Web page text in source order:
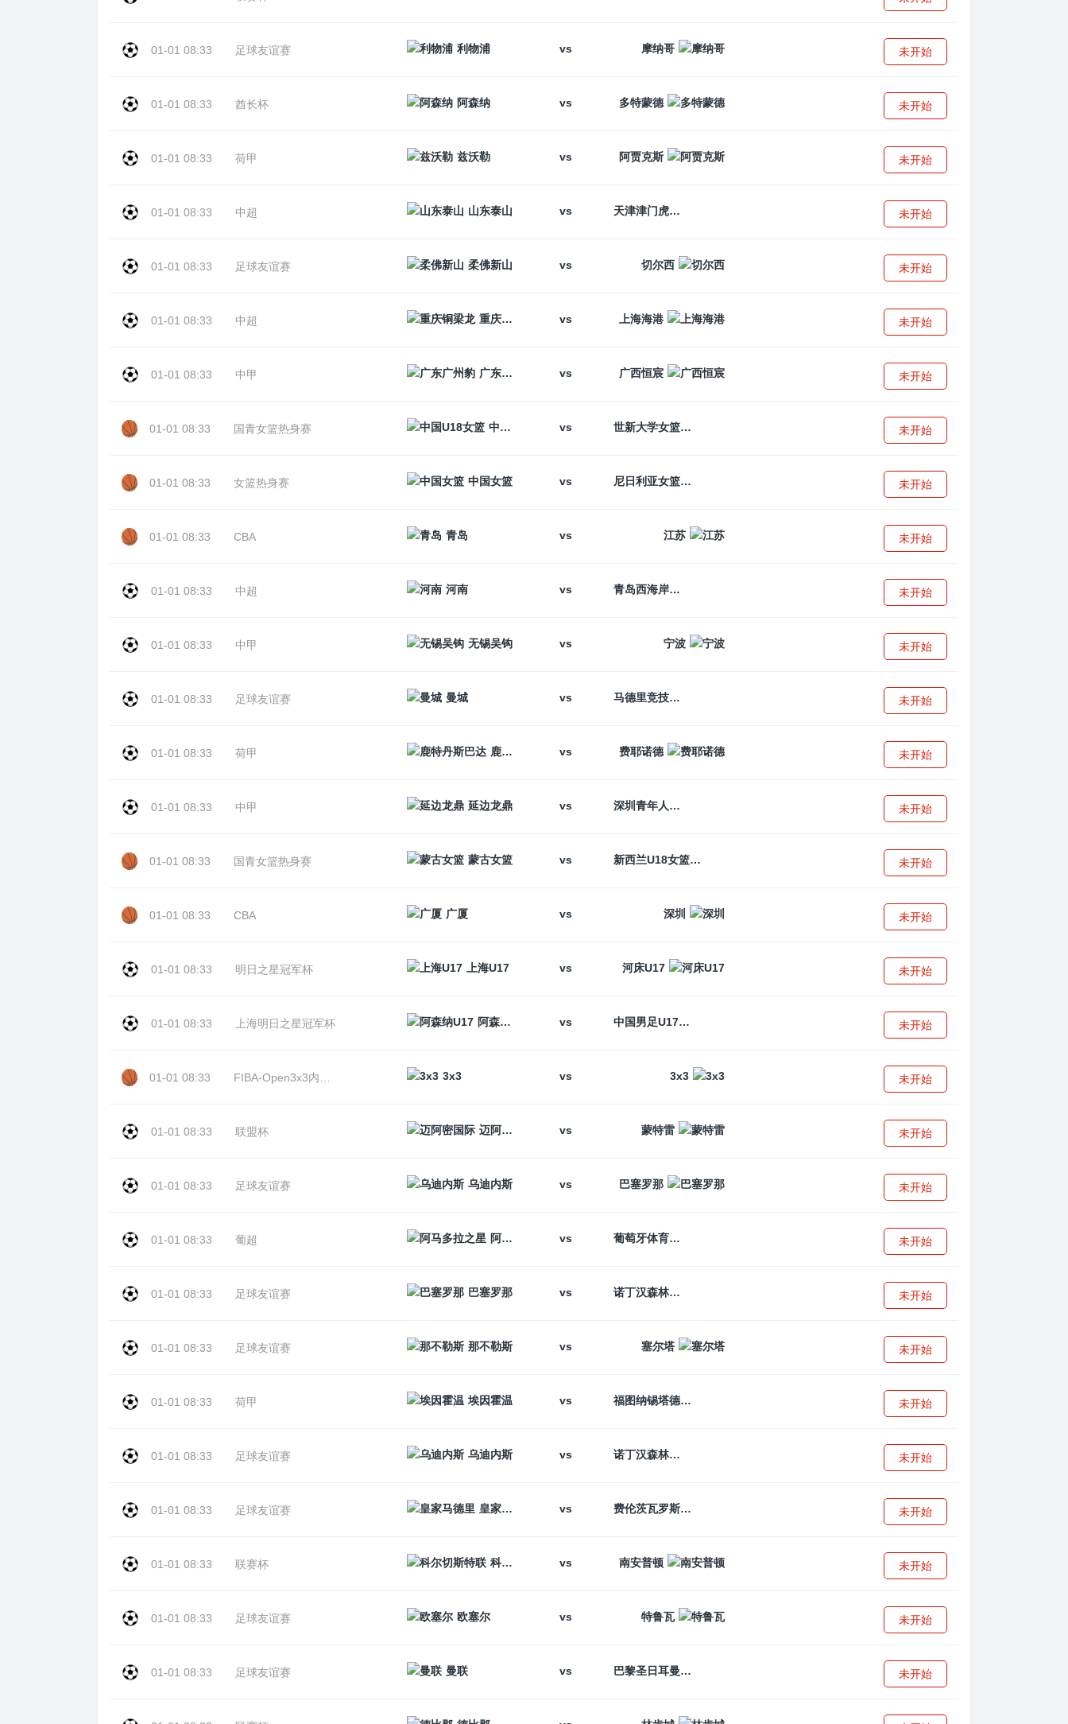
01-01 08:33 足球友谊赛 利物浦 vs 摩纳哥 未开始
01-01 08:33 酋长杯 阿森纳 vs 多特蒙德 未开始
01-01 08:33 荷甲 兹沃勒 vs 阿贾克斯 未开始
01-01 08:33 中超 山东泰山 vs 天津津门虎 未开始
01-01 08:33 足球友谊赛 柔佛新山 vs 切尔西 未开始
01-01 08:33 中超 重庆铜梁龙 vs 上海海港 未开始
01-01 08:33 中甲 广东广州豹 vs 广西恒宸 未开始
01-01 08:33 国青女篮热身赛 中国U18女篮 vs 世新大学女篮 未开始
01-01 08:33 女篮热身赛 中国女篮 vs 尼日利亚女篮 未开始
01-01 08:33 CBA 青岛 vs 江苏 未开始
01-01 08:33 中超 河南 vs 青岛西海岸 未开始
01-01 08:33 中甲 无锡吴钩 vs 宁波 未开始
01-01 08:33 足球友谊赛 曼城 vs 马德里竞技 未开始
01-01 08:33 荷甲 鹿特丹斯巴达 vs 费耶诺德 未开始
01-01 08:33 中甲 延边龙鼎 vs 深圳青年人 未开始
01-01 08:33 国青女篮热身赛 蒙古女篮 vs 新西兰U18女篮 未开始
01-01 08:33 CBA 广厦 vs 深圳 未开始
01-01 08:33 明日之星冠军杯 上海U17 vs 河床U17 未开始
01-01 08:33 上海明日之星冠军杯 阿森纳U17 vs 中国男足U17 未开始
01-01 08:33 3x3 vs 3x3 未开始
01-01 08:33 联盟杯 迈阿密国际 vs 蒙特雷 未开始
01-01 08:33 足球友谊赛 乌迪内斯 vs 巴塞罗那 未开始
01-01 08:33 葡超 阿马多拉之星 vs 葡萄牙体育 未开始
01-01 08:33 足球友谊赛 巴塞罗那 vs 诺丁汉森林 未开始
01-01 08:33 足球友谊赛 那不勒斯 vs 塞尔塔 未开始
01-01 08:33 荷甲 埃因霍温 vs 福图纳锡塔德 未开始
01-01 08:33 足球友谊赛 乌迪内斯 vs 诺丁汉森林 未开始
01-01 08:33 足球友谊赛 皇家马德里 vs 费伦茨瓦罗斯 未开始
01-01 08:33 联赛杯 科尔切斯特联 vs 南安普顿 未开始
01-01 08:33 足球友谊赛 欧塞尔 vs 特鲁瓦 未开始
01-01 08:33 足球友谊赛 曼联 vs 巴黎圣日耳曼 未开始